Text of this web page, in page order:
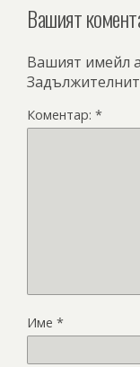
Вашият
Вашият имейл
Коментар: *
Име *